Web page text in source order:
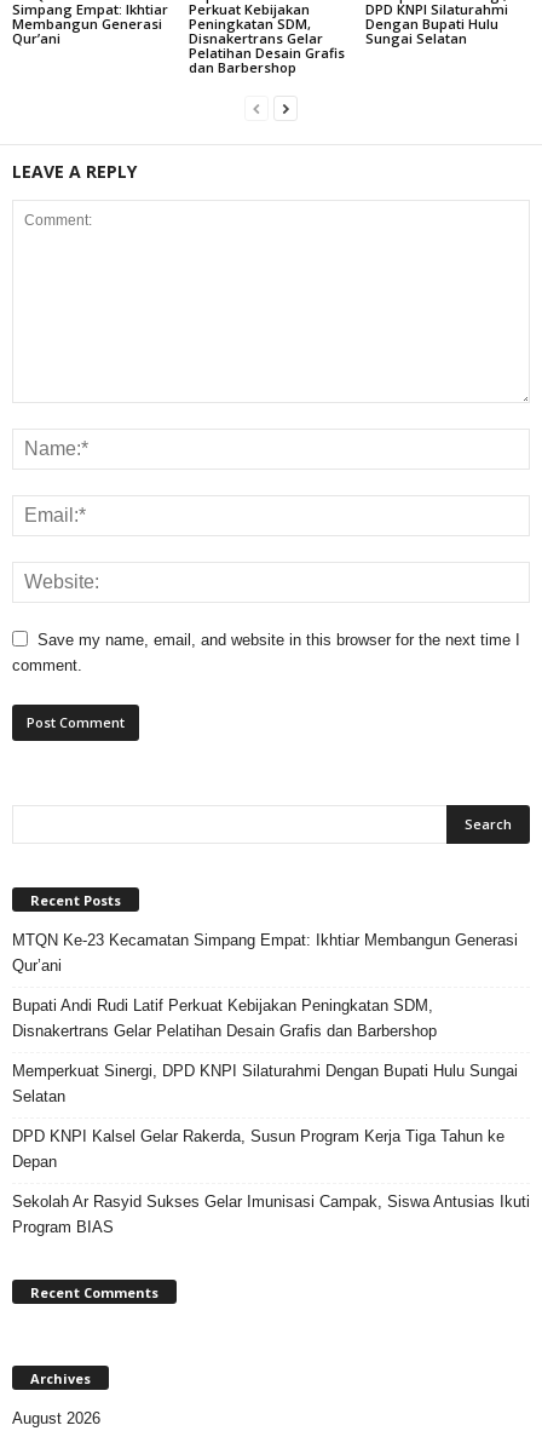
Simpang Empat: Ikhtiar
Membangun Generasi
Qur’ani
Perkuat Kebijakan
Peningkatan SDM,
Disnakertrans Gelar
Pelatihan Desain Grafis
dan Barbershop
DPD KNPI Silaturahmi
Dengan Bupati Hulu
Sungai Selatan
LEAVE A REPLY
Save my name, email, and website in this browser for the next time I
comment.
Recent Posts
MTQN Ke-23 Kecamatan Simpang Empat: Ikhtiar Membangun Generasi
Qur’ani
Bupati Andi Rudi Latif Perkuat Kebijakan Peningkatan SDM,
Disnakertrans Gelar Pelatihan Desain Grafis dan Barbershop
Memperkuat Sinergi, DPD KNPI Silaturahmi Dengan Bupati Hulu Sungai
Selatan
DPD KNPI Kalsel Gelar Rakerda, Susun Program Kerja Tiga Tahun ke
Depan
Sekolah Ar Rasyid Sukses Gelar Imunisasi Campak, Siswa Antusias Ikuti
Program BIAS
Recent Comments
Archives
August 2026